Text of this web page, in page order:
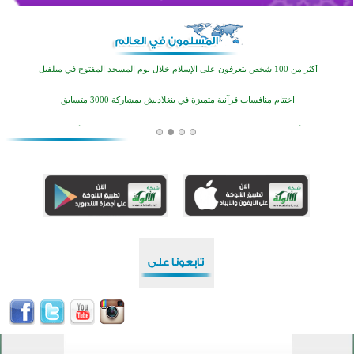
اختتام منافسات قرآنية متميزة في بنغلاديش بمشاركة 3000 متسابق
أكبر مشروع إسلامي في ريف أستراليا يفتتح أبوابه بعد سنوات من العمل والعطاء
القرآن والتربية في صدارة البرامج الصيفية للمسلمين في بينزا وساراتوف وموردوفيا هذا العام
اختتام منافسات قرآنية متميزة في بنغلاديش بمشاركة 3000 متسابق